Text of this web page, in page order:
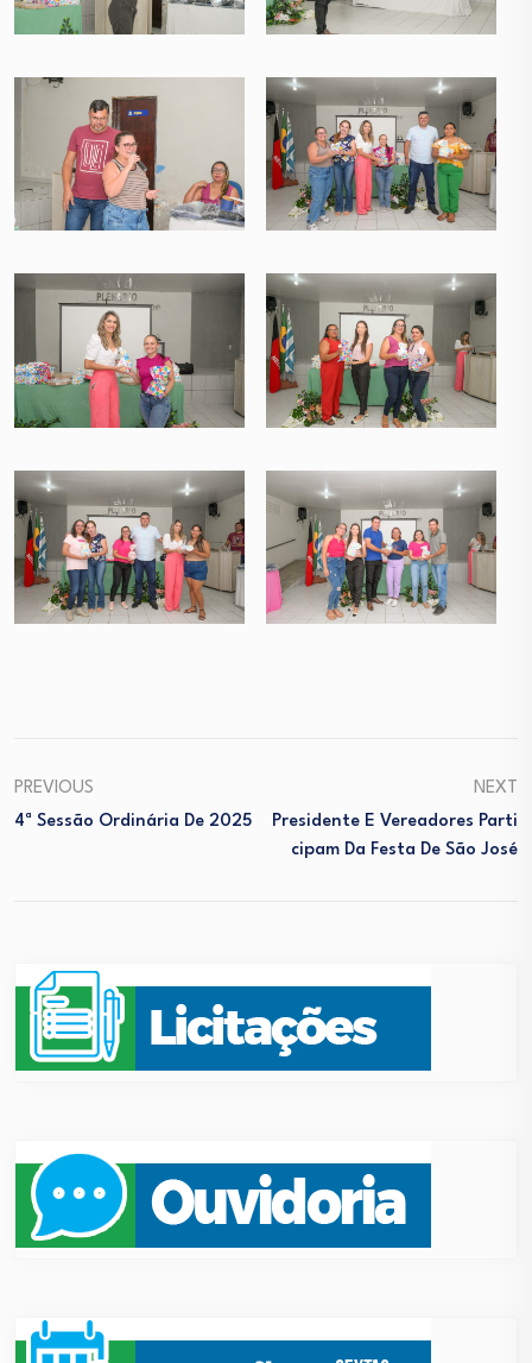
PREVIOUS
4ª Sessão Ordinária De 2025
NEXT
Presidente E Vereadores Parti
Cipam Da Festa De São José